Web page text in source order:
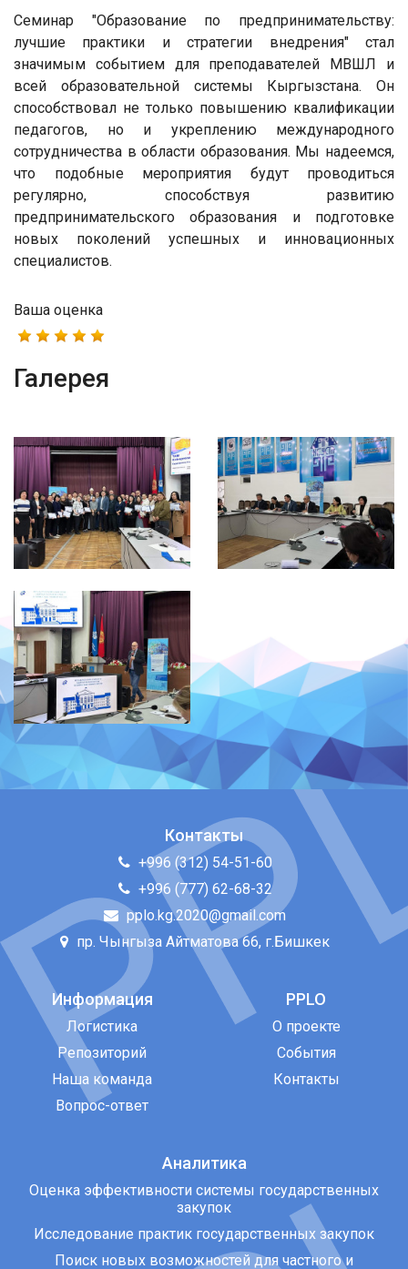
Семинар "Образование по предпринимательству:
лучшие практики и стратегии внедрения" стал
значимым событием для преподавателей МВШЛ и
всей образовательной системы Кыргызстана. Он
способствовал не только повышению квалификации
педагогов, но и укреплению международного
сотрудничества в области образования. Мы надеемся,
что подобные мероприятия будут проводиться
регулярно, способствуя развитию
предпринимательского образования и подготовке
новых поколений успешных и инновационных
специалистов.
Ваша оценка
Галерея
Контакты
+996 (312) 54-51-60
+996 (777) 62-68-32
pplo.kg.2020@gmail.com
пр. Чынгыза Айтматова 66, г.Бишкек
Информация
Логистика
Репозиторий
Наша команда
Вопрос-ответ
PPLO
О проекте
События
Контакты
Аналитика
Оценка эффективности системы государственных
закупок
Исследование практик государственных закупок
Поиск новых возможностей для частного и